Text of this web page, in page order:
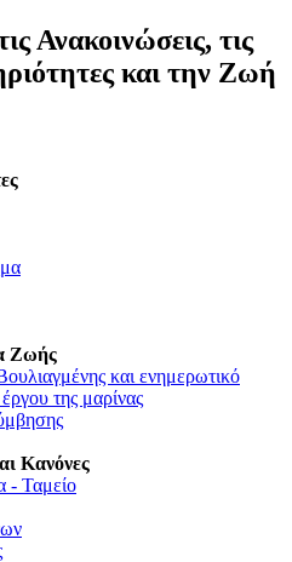
Ανακοινώσεις, τις
και την Ζωή
Ζωής
και ενημερωτικό
της μαρίνας
Κανόνες
- Ταμείο